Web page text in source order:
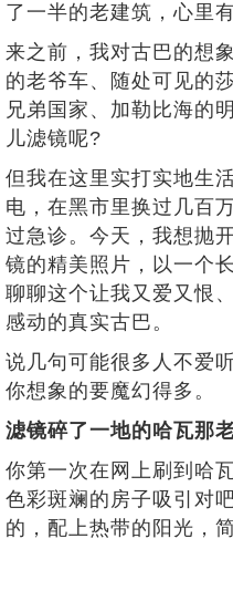
了一半的老建筑，心里
来之前，我对古巴的想
的老爷车、随处可见的
兄弟国家、加勒比海的
儿滤镜呢?
但我在这里实打实地生
电，在黑市里换过几百
过急诊。今天，我想抛
镜的精美照片，以一个
聊聊这个让我又爱又恨
感动的真实古巴。
说几句可能很多人不爱
你想象的要魔幻得多。
滤镜碎了一地的哈瓦那
你第一次在网上刷到哈
色彩斑斓的房子吸引对
的，配上热带的阳光，